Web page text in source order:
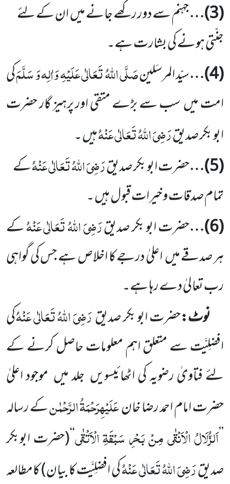
(
3
)…جہنم سے دور رکھے جانے میںان کے لئے
جنّتی ہونے کی بشارت ہے۔
(
4
)…سیّد المرسَلینصَلَّی اللّٰہُتَعَالٰی عَلَیْہِ وَاٰلِہ وَ سَلَّمَکی
امت میںسب سے بڑے متقی اور پرہیز گار حضرت
ابو بکر صدیقرَضِیَ اللّٰہُ تَعَالٰی عَنْہُہیں ۔
(
5
)…حضرت ابو بکر صدیقرَضِیَ اللّٰہُ تَعَالٰی عَنْہُکے
تمام صدقات و خیرات قبول ہیں ۔
(
6
)…حضرت ابو بکر صدیقرَضِیَ اللّٰہُ تَعَالٰی عَنْہُکے
ہر صدقےمیںاعلیٰ درجے کا اخلاص ہے جس کی گواہی
رب تعالیٰدے رہا ہے۔
نوٹ:حضرت ابو بکر صدیقرَضِیَ اللّٰہُ تَعَالٰی عَنْہُکی
افضلِیَّت سے متعلق اہم معلومات حاصل کرنے کے
لئےفتاویٰ رضویہ کی اٹھائیسویں جلد میں موجود اعلیٰ
حضرت امام احمد رضا خانعَلَیْہِرَحْمَۃُالرَّحْمٰنکے رسالہ
’’اَلزُّلَالُ الْاَنْقٰی مِنْ بَحْرِ سَبْقَۃِ الْاَتْقٰی‘‘(حضرت ابوبکر
صدیقرَضِیَ اللّٰہُ تَعَالٰی عَنْہُکی افضلِیَّت کا بیان)کامطالعہ